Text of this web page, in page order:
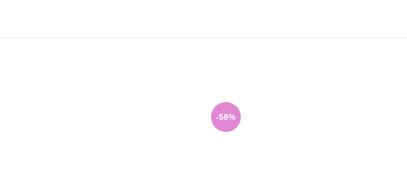
-58%